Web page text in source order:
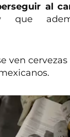
al
que
ven